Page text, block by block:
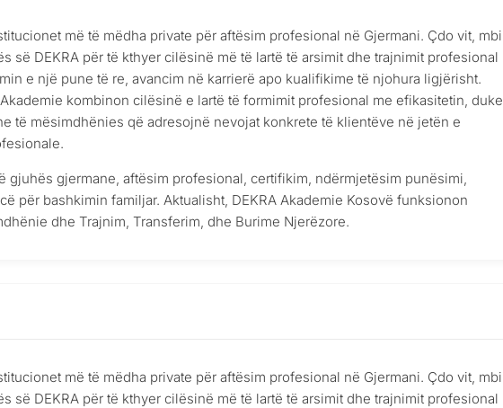
më të mëdha private për aftësim profesional në Gjermani. Çdo vit, mbi
së DEKRA për të kthyer cilësinë më të lartë të arsimit dhe trajnimit profesional
e një pune të re, avancim në karrierë apo kualifikime të njohura ligjërisht.
kombinon cilësinë e lartë të formimit profesional me efikasitetin, duke
të mësimdhënies që adresojnë nevojat konkrete të klientëve në jetën e
gjuhës gjermane, aftësim profesional, certifikim, ndërmjetësim punësimi,
për bashkimin familjar. Aktualisht, DEKRA Akademie Kosovë funksionon
dhe Trajnim, Transferim, dhe Burime Njerëzore.
më të mëdha private për aftësim profesional në Gjermani. Çdo vit, mbi
së DEKRA për të kthyer cilësinë më të lartë të arsimit dhe trajnimit profesional